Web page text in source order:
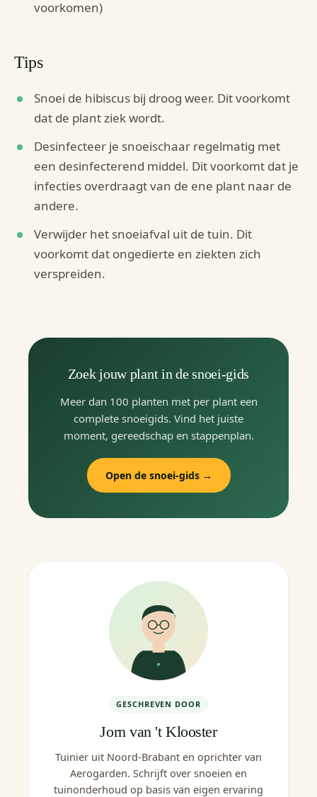
voorkomen)
Tips
Snoei de hibiscus bij droog weer. Dit voorkomt
dat de plant ziek wordt.
Desinfecteer je snoeischaar regelmatig met
een desinfecterend middel. Dit voorkomt dat je
infecties overdraagt van de ene plant naar de
andere.
Verwijder het snoeiafval uit de tuin. Dit
voorkomt dat ongedierte en ziekten zich
verspreiden.
Zoek jouw plant in de snoei-gids
Meer dan 100 planten met per plant een
complete snoeigids. Vind het juiste
moment, gereedschap en stappenplan.
Open de snoei-gids →
GESCHREVEN DOOR
Jorn van 't Klooster
Tuinier uit Noord-Brabant en oprichter van
Aerogarden. Schrijft over snoeien en
tuinonderhoud op basis van eigen ervaring